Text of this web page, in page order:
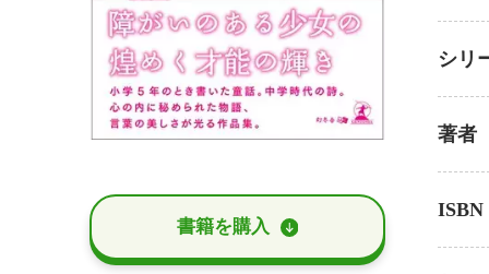
書籍を購⼊
シリ
著者
ISBN